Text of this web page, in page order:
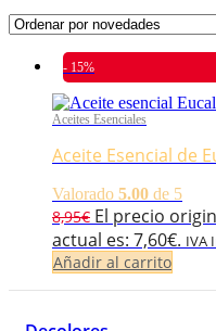
- 15%
Aceites Esenciales
Aceite Esencial de
Valorado 5.00 de 5
8,95€ El precio
actual es: 7,60€. IVA
Añadir al carrito